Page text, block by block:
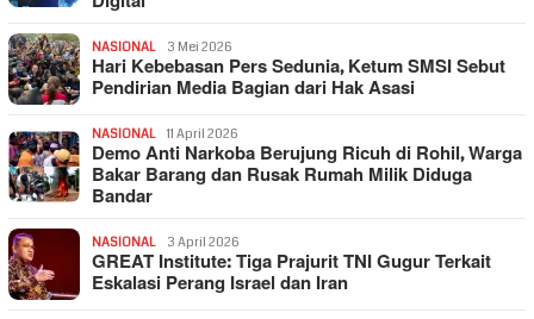
NASIONAL 3 Mei 2026
Hari Kebebasan Pers Sedunia, Ketum SMSI Sebut
Pendirian Media Bagian dari Hak Asasi
NASIONAL 11 April 2026
Demo Anti Narkoba Berujung Ricuh di Rohil, Warga
Bakar Barang dan Rusak Rumah Milik Diduga
Bandar
NASIONAL 3 April 2026
GREAT Institute: Tiga Prajurit TNI Gugur Terkait
Eskalasi Perang Israel dan Iran